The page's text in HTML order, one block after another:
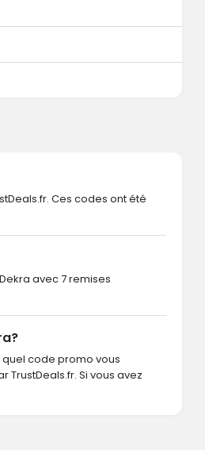
Ces codes ont été
avec 7 remises
code promo vous
Si vous avez